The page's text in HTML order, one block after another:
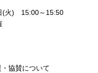
(火) 15:00～15:50
協賛について​